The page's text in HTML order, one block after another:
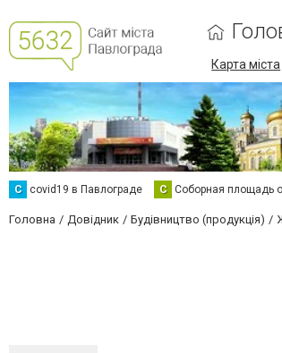
Карта міста
C covid19 в Павлограде С Соборная площадь
Головна Довідник Будівництво (продукція)